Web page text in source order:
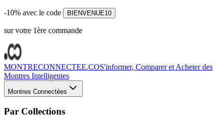
-10% avec le code BIENVENUE10
sur votre 1ère commande
MONTRECONNECTEE.COS'informer, Comparer et Acheter des
Montres Intelligentes
Montres Connectées
Par Collections